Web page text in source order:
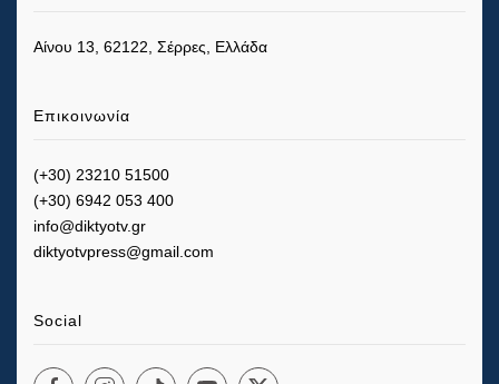
Αίνου 13, 62122, Σέρρες, Ελλάδα
Επικοινωνία
(+30) 23210 51500
(+30) 6942 053 400
info@diktyotv.gr
diktyotvpress@gmail.com
Social